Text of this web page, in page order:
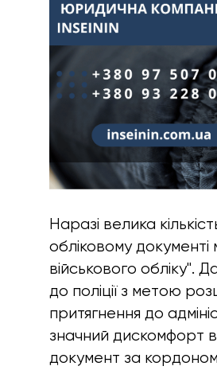
Наразі велика
обліковому
військового обліку".
до поліції з метою
притягнення до
значний дискомфорт
документ за